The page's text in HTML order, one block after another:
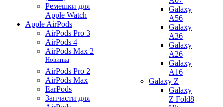
Ремешки для
Apple Watch
Apple AirPods
AirPods Pro 3
AirPods 4
AirPods Max 2
Новинка
AirPods Pro 2
AirPods Max
EarPods
Запчасти для
Galaxy
A56
Galaxy
A36
Galaxy
A26
Galaxy
A16
Galaxy Z
Galaxy
Z Fold8